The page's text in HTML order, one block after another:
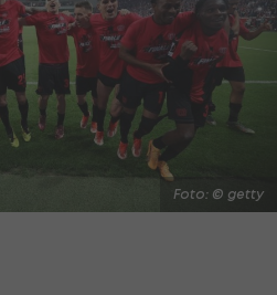
Foto: © getty